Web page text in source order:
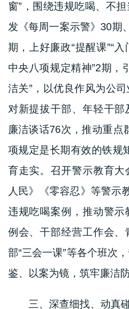
窗”，围绕违规吃喝、不
发《每周一案示警》30期
期，上好廉政“提醒课”“入
中央八项规定精神”2期，
洁关”，以优良作风为公
对新提拔干部、年轻干部
廉洁谈话76次，推动重点
项规定是长期有效的铁规
育走实。召开警示教育大
人民》《零容忍》等警示
违规吃喝案例，推动警示
例会、干部经营工作会、
部“三会一课”等各个班次
鉴、以案为镜，筑牢廉洁防
三、深查细找、动真